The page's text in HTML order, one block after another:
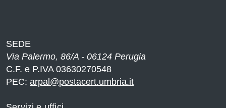
SEDE
Via Palermo, 86/A - 06124 Perugia
C.F. e P.IVA 03630270548
PEC: arpal@postacert.umbria.it